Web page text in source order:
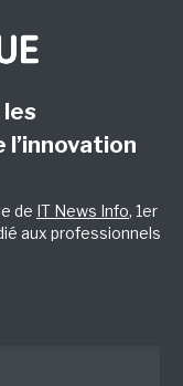
l’innovation
de IT News Info, 1er
aux professionnels